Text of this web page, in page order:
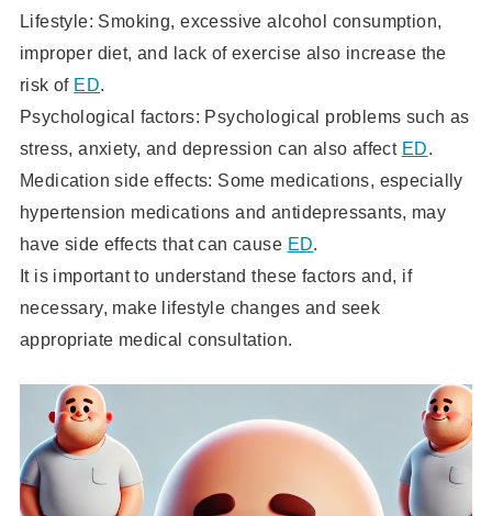
Lifestyle: Smoking, excessive alcohol consumption,
improper diet, and lack of exercise also increase the
risk of ED.
Psychological factors: Psychological problems such as
stress, anxiety, and depression can also affect ED.
Medication side effects: Some medications, especially
hypertension medications and antidepressants, may
have side effects that can cause ED.
It is important to understand these factors and, if
necessary, make lifestyle changes and seek
appropriate medical consultation.